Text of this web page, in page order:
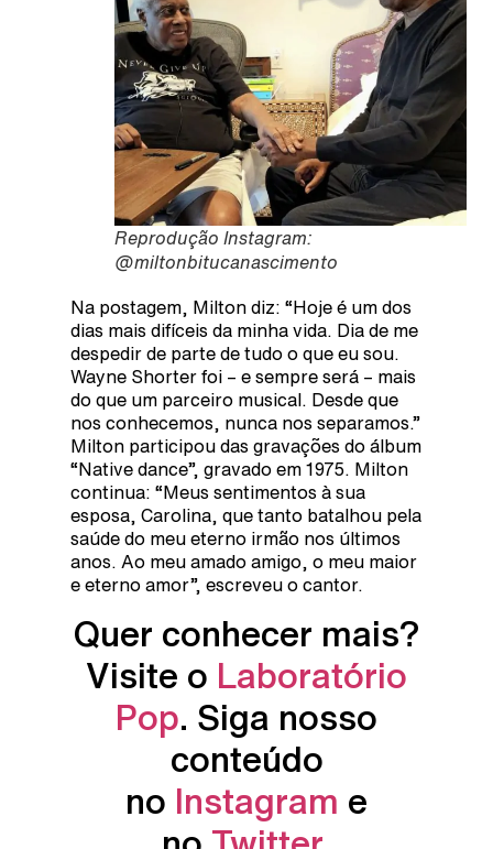
Reprodução Instagram:
@miltonbitucanascimento
Na postagem, Milton diz: “Hoje é um dos
dias mais difíceis da minha vida. Dia de me
despedir de parte de tudo o que eu sou.
Wayne Shorter foi – e sempre será – mais
do que um parceiro musical. Desde que
nos conhecemos, nunca nos separamos.”
Milton participou das gravações do álbum
“Native dance”, gravado em 1975. Milton
continua: “Meus sentimentos à sua
esposa, Carolina, que tanto batalhou pela
saúde do meu eterno irmão nos últimos
anos. Ao meu amado amigo, o meu maior
e eterno amor”, escreveu o cantor.
Quer conhecer mais?
Visite o
Laboratório
Pop. Siga nosso
conteúdo
no Instagram e